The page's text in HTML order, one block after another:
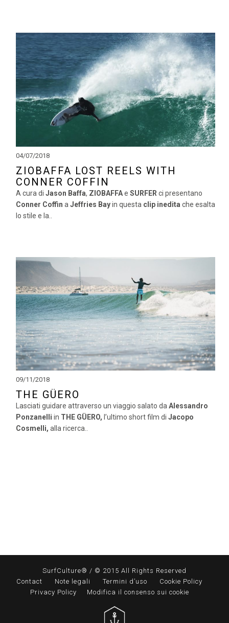
04/07/2018
ZIOBAFFA LOST REELS WITH
CONNER COFFIN
A cura di Jason Baffa, ZIOBAFFAe SURFER ci presentano
Conner Coffin a Jeffries Bayin questa clip inedita che esalta
lo stile e la..
09/11/2018
THE GÜERO
Lasciati guidare attraverso un viaggio salato da Alessandro
Ponzanelli in THE GÜERO, l’ultimo short film di Jacopo
Cosmelli, alla ricerca..
SurfCulture® / © 2015 All Rights Reserved
Contact
Note legali Termini d’uso
Cookie Policy
Privacy Policy
Modifica il consenso sui cookie